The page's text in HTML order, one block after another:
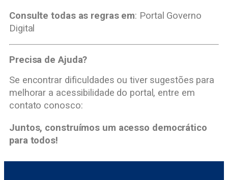
Consulte todas as regras em: Portal Governo
Digital
Precisa de Ajuda?
Se encontrar dificuldades ou tiver sugestões para
melhorar a acessibilidade do portal, entre em
contato conosco:
Juntos, construímos um acesso democrático
para todos!